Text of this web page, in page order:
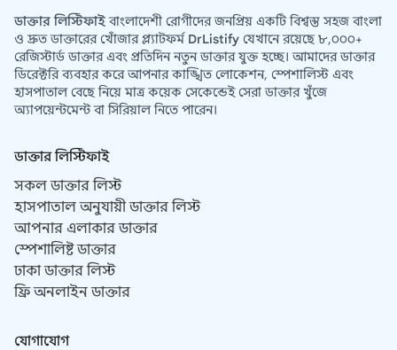
ডাক্তার লিস্টিফাইবাংলাদেশী রোগীদের জনপ্রিয় একটি বিশ্বস্ত সহজ বাংলা
ও দ্রুত ডাক্তারের খোঁজার প্ল্যাটফর্ম DrListify যেখানে রয়েছে ৮,০০০+
রেজিস্টার্ড ডাক্তার এবং প্রতিদিন নতুন ডাক্তার যুক্ত হচ্ছে। আমাদের ডাক্তার
ডিরেক্টরি ব্যবহার করে আপনার কাঙ্খিত লোকেশন, স্পেশালিস্ট এবং
হাসপাতাল বেছে নিয়ে মাত্র কয়েক সেকেন্ডেই সেরা ডাক্তার খুঁজে
অ্যাপয়েন্টমেন্ট বা সিরিয়াল নিতে পারেন।
ডাক্তার লিস্টিফাই
সকল ডাক্তার লিস্ট
হাসপাতাল অনুযায়ী ডাক্তার লিস্ট
আপনার এলাকার ডাক্তার
স্পেশালিষ্ট ডাক্তার
ঢাকা ডাক্তার লিস্ট
ফ্রি অনলাইন ডাক্তার
যোগাযোগ